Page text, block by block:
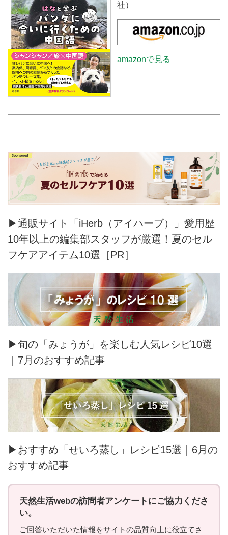
社）
amazonで見る
▶通販サイト「iHerb（アイハーブ）」愛用歴
10年以上の編集部スタッフが厳選！夏のセル
フケアアイテム10選［PR］
▶旬の「みょうが」を楽しむ人気レシピ10選
｜7月のおすすめ記事
▶おすすめ「せいろ蒸し」レシピ15選｜6月の
おすすめ記事